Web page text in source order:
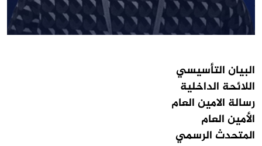
البيان التأسيسي
اللائحة الداخلية
رسالة الامين العام
الأمين العام
المتحدث الرسمي